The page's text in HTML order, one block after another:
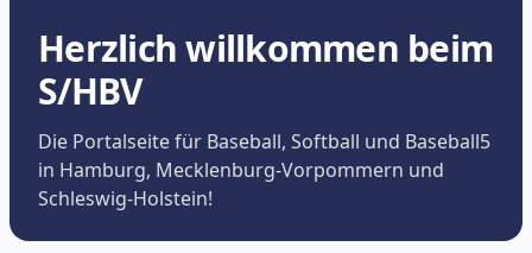
Herzlich willkommen beim
S/HBV
Die Portalseite für Baseball, Softball und Baseball5
in Hamburg, Mecklenburg-Vorpommern und
Schleswig-Holstein!